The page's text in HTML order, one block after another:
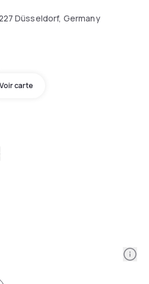
Düsseldorf, Germany
Voir carte